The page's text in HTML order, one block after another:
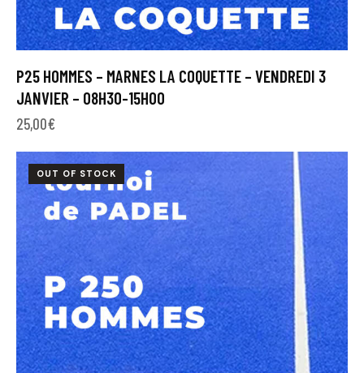
P25 HOMMES – MARNES LA COQUETTE – VENDREDI 3
JANVIER – 08H30-15H00
25,00€
OUT OF STOCK